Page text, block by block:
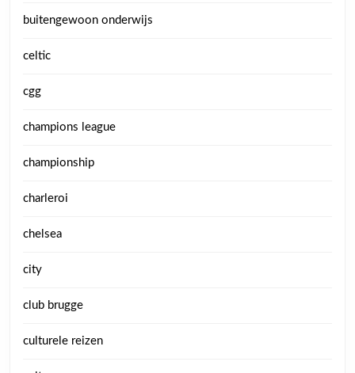
buitengewoon onderwijs
celtic
cgg
champions league
championship
charleroi
chelsea
city
club brugge
culturele reizen